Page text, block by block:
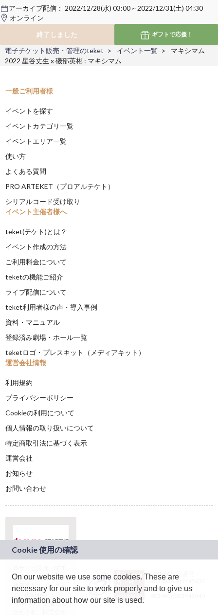
アーカイブ配信： 2022/12/28(水) 03:00 ~ 2022/12/31(土) 04:30
オンライン
終了しました
ギフトで応援！
電子チケット販売・管理のteket イベント一覧
マキシマム
2022 星谷丈生 x 磯部英彬 : マキシマム
一般ご利用者様
イベントを探す
イベントカテゴリ一覧
イベントエリア一覧
使い方
よくある質問
PRO ARTEKET（プロアルテケト）
シリアルコード受け取り
イベント主催者様へ
teket(テケト)とは？
イベント作成の方法
ご利用料金について
teketの機能ご紹介
ライブ配信について
teket利用者様の声・導入事例
資料・マニュアル
登録済み劇場・ホール一覧
teketロゴ・プレスキット（メディアキット）
運営会社情報
利用規約
プライバシーポリシー
Cookieの利用について
個人情報の取り扱いについて
特定商取引法に基づく表示
運営会社
お知らせ
お問い合わせ
ドコモグループの新
規事業創出プログラ
ム「docomo
STARTUP」を通じて
JASRAC許諾番号：
9024936001Y45037
JASRAC許諾番号：
On our website we use some cookies. These are
necessary for our site to work properly and to give us
information about how our site is used.